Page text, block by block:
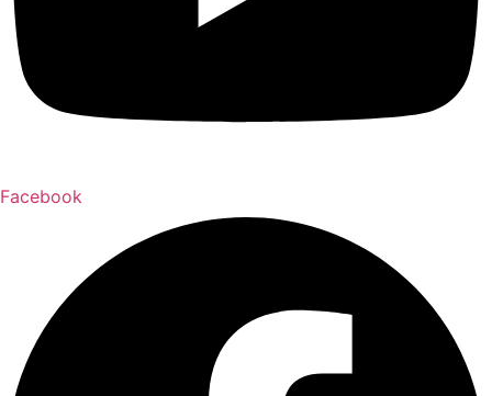
Facebook